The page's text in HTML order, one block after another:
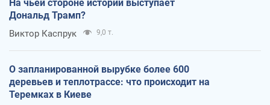
На чьей стороне истории выступает
Дональд Трамп?
Виктор Каспрук 9,0 т.
О запланированной вырубке более 600
деревьев и теплотрассе: что происходит на
Теремках в Киеве